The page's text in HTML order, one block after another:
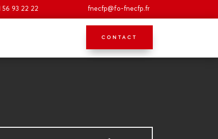
56 93 22 22 fnecfp@fo-fnecfp.fr
CONTACT